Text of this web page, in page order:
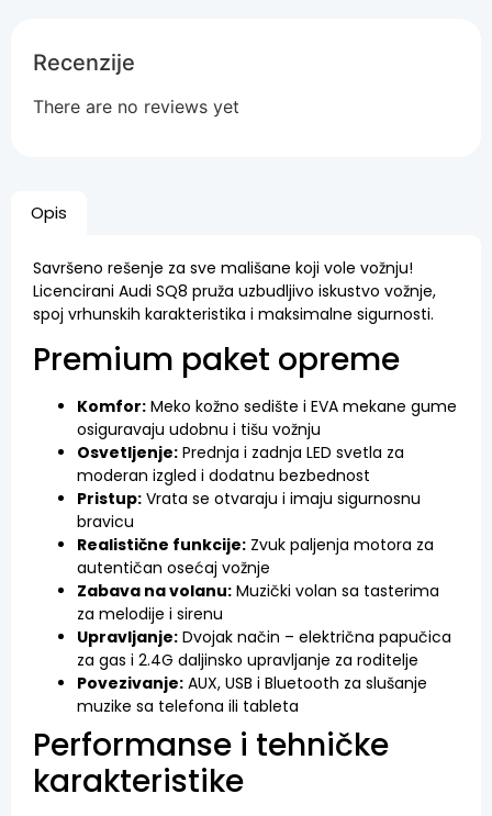
Opis
Savršeno rešenje za sve mališane koji vole vožnju!
Licencirani Audi SQ8 pruža uzbudljivo iskustvo vožnje,
spoj vrhunskih karakteristika i maksimalne sigurnosti.
Premium paket opreme
Komfor: Meko kožno sedište i EVA mekane gume
osiguravaju udobnu i tišu vožnju
Osvetljenje: Prednja i zadnja LED svetla za
moderan izgled i dodatnu bezbednost
Pristup: Vrata se otvaraju i imaju sigurnosnu
bravicu
Realistične funkcije: Zvuk paljenja motora za
autentičan osećaj vožnje
Zabava na volanu: Muzički volan sa tasterima
za melodije i sirenu
Upravljanje: Dvojak način – električna papučica
za gas i 2.4G daljinsko upravljanje za roditelje
Povezivanje: AUX, USB i Bluetooth za slušanje
muzike sa telefona ili tableta
Performanse i tehničke
karakteristike
Recenzije
There are no reviews yet